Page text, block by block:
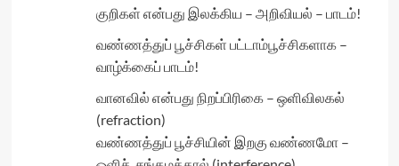
குறிகள் என்பது இலக்கிய – அறிவியல் – பாடம்!
வண்ணத்துப் பூச்சிகள் பட்டாம்பூச்சிகளாக –
வாழ்க்கைப் பாடம்!
வானவில் என்பது நிறப்பிரிகை – ஒளிவிலகல்
(refraction)
வண்ணத்துப் பூச்சியின் இறகு வண்ணமோ –